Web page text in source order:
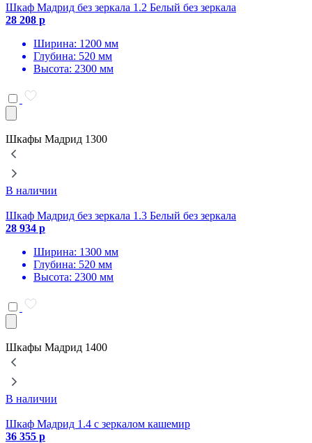
Шкаф Мадрид без зеркала 1.2 Белый без зеркала
28 208 р
Ширина: 1200 мм
Глубина: 520 мм
Высота: 2300 мм
Шкафы Мадрид 1300
В наличии
Шкаф Мадрид без зеркала 1.3 Белый без зеркала
28 934 р
Ширина: 1300 мм
Глубина: 520 мм
Высота: 2300 мм
Шкафы Мадрид 1400
В наличии
Шкаф Мадрид 1.4 с зеркалом кашемир
36 355 р